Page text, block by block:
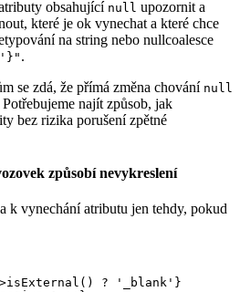
obsahující null upozornit a
které je ok vynechat a které chce
na string nebo nullcoalesce
.
se zdá, že přímá změna chování null
najít způsob, jak
bez rizika porušení zpětné
způsobí nevykreslení
k vynechání atributu jen tehdy, pokud